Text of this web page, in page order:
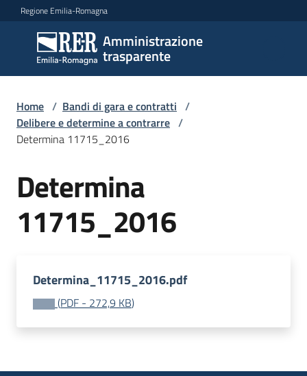
Vai al contenuto
Vai alla navigazione
Vai al footer
Regione Emilia-Romagna
Amministrazione
trasparente
Amministrazione
trasparente
Sottosezioni
Accesso
Home / Bandi di gara e contratti /
Delibere e determine a contrarre /
Determina 11715_2016
Determina
11715_2016
Determina_11715_2016.pdf
(PDF - 272,9 KB)